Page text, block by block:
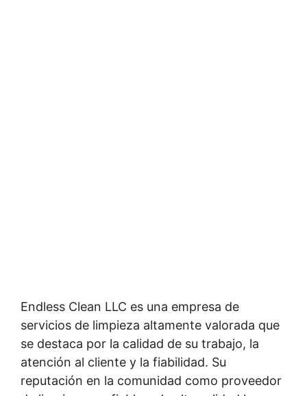
Endless Clean LLC es una empresa de
servicios de limpieza altamente valorada que
se destaca por la calidad de su trabajo, la
atención al cliente y la fiabilidad. Su
reputación en la comunidad como proveedor